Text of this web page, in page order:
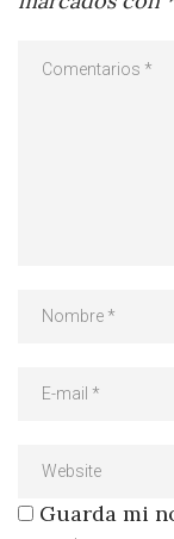
Guarda mi